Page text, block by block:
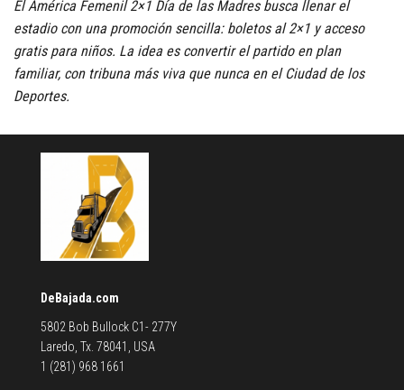
El América Femenil 2×1 Día de las Madres busca llenar el
estadio con una promoción sencilla: boletos al 2×1 y acceso
gratis para niños. La idea es convertir el partido en plan
familiar, con tribuna más viva que nunca en el Ciudad de los
Deportes.
DeBajada.com
5802 Bob Bullock C1- 277Y
Laredo, Tx. 78041, USA
1 (281) 968 1661